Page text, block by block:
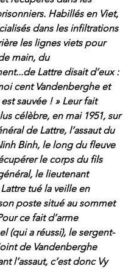
Habillés en Viet,
dans les infiltrations
les lignes viets pour
main, du
Lattre disait d’eux :
cent Vandenberghe et
sauvée ! » Leur fait
célèbre, en mai 1951, sur
de Lattre, l’assaut du
Binh, le long du fleuve
le corps du fils
le lieutenant
tué la veille en
poste situé au sommet
ce fait d’arme
(qui a réussi), le sergent-
de Vandenberghe
l’assaut, c’est donc Vy